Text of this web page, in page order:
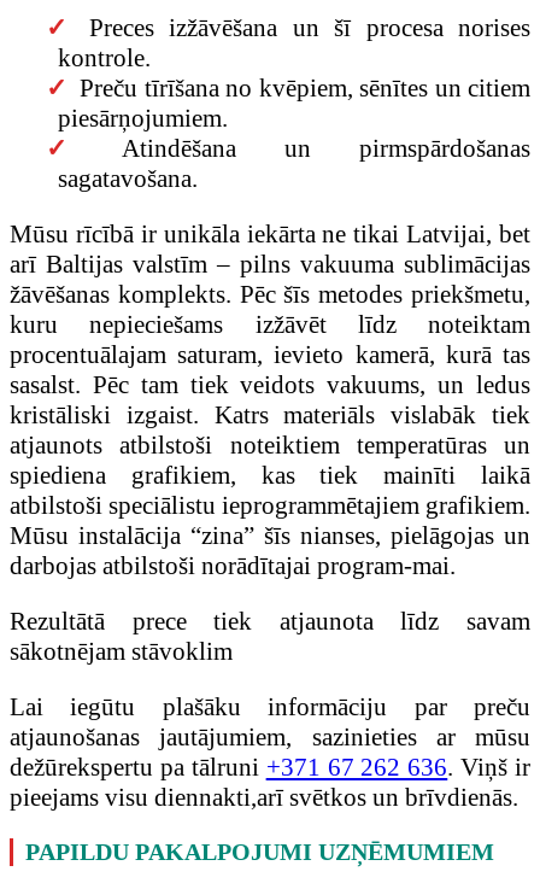
Preces izžāvēšana un šī procesa norises
kontrole.
Preču tīrīšana no kvēpiem, sēnītes un citiem
piesārņojumiem.
Atindēšana un pirmspārdošanas
sagatavošana.
Mūsu rīcībā ir unikāla iekārta ne tikai Latvijai, bet
arī Baltijas valstīm – pilns vakuuma sublimācijas
žāvēšanas komplekts. Pēc šīs metodes priekšmetu,
kuru nepieciešams izžāvēt līdz noteiktam
procentuālajam saturam, ievieto kamerā, kurā tas
sasalst. Pēc tam tiek veidots vakuums, un ledus
kristāliski izgaist. Katrs materiāls vislabāk tiek
atjaunots atbilstoši noteiktiem temperatūras un
spiediena grafikiem, kas tiek mainīti laikā
atbilstoši speciālistu ieprogrammētajiem grafikiem.
Mūsu instalācija “zina” šīs nianses, pielāgojas un
darbojas atbilstoši norādītajai program-mai.
Rezultātā prece tiek atjaunota līdz savam
sākotnējam stāvoklim
Lai iegūtu plašāku informāciju par preču
atjaunošanas jautājumiem, sazinieties ar mūsu
dežūrekspertu pa tālruni +371 67 262 636. Viņš ir
pieejams visu diennakti,arī svētkos un brīvdienās.
PAPILDU PAKALPOJUMI UZŅĒMUMIEM